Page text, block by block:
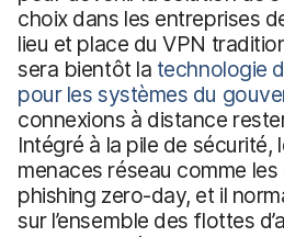
choix dans les entreprises
lieu et place du VPN
sera bientôt la technologie
pour les systèmes du
connexions à distance
Intégré à la pile de sécurité,
menaces réseau comme
phishing zero-day, et il
sur l’ensemble des flottes